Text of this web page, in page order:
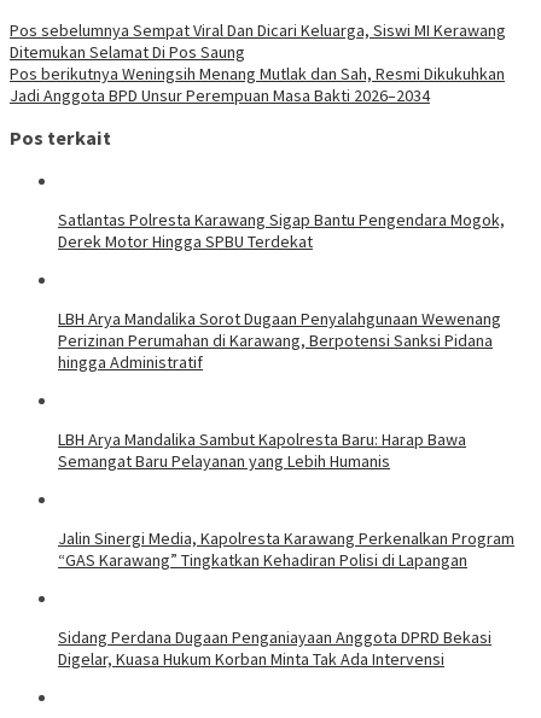
Pos sebelumnya Sempat Viral Dan Dicari Keluarga, Siswi MI Kerawang
Ditemukan Selamat Di Pos Saung
Pos berikutnya Weningsih Menang Mutlak dan Sah, Resmi Dikukuhkan
Jadi Anggota BPD Unsur Perempuan Masa Bakti 2026–2034
Pos terkait
Satlantas Polresta Karawang Sigap Bantu Pengendara Mogok,
Derek Motor Hingga SPBU Terdekat
LBH Arya Mandalika Sorot Dugaan Penyalahgunaan Wewenang
Perizinan Perumahan di Karawang, Berpotensi Sanksi Pidana
hingga Administratif
LBH Arya Mandalika Sambut Kapolresta Baru: Harap Bawa
Semangat Baru Pelayanan yang Lebih Humanis
Jalin Sinergi Media, Kapolresta Karawang Perkenalkan Program
“GAS Karawang” Tingkatkan Kehadiran Polisi di Lapangan
Sidang Perdana Dugaan Penganiayaan Anggota DPRD Bekasi
Digelar, Kuasa Hukum Korban Minta Tak Ada Intervensi